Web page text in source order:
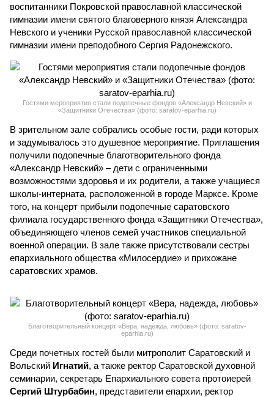
воспитанники Покровской православной классической
гимназии имени святого благоверного князя Александра
Невского и ученики Русской православной классической
гимназии имени преподобного Сергия Радонежского.
Гостями мероприятия стали подопечные фондов «Александр Невский» и
«Защитники Отечества» (фото: saratov-eparhia.ru)
В зрительном зале собрались особые гости, ради которых
и задумывалось это душевное мероприятие. Приглашения
получили подопечные благотворительного фонда
«Александр Невский» – дети с ограниченными
возможностями здоровья и их родители, а также учащиеся
школы-интерната, расположенной в городе Марксе. Кроме
того, на концерт прибыли подопечные саратовского
филиала государственного фонда «Защитники Отечества»,
объединяющего членов семей участников специальной
военной операции. В зале также присутствовали сестры
епархиального общества «Милосердие» и прихожане
саратовских храмов.
Благотворительный концерт «Вера, надежда, любовь» (фото: saratov-
eparhia.ru)
Среди почетных гостей были митрополит Саратовский и
Вольский Игнатий, а также ректор Саратовской духовной
семинарии, секретарь Епархиального совета протоиерей
Сергий Штурбабин, представители епархии, ректор